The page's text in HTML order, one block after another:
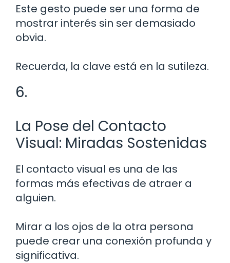
Este gesto puede ser una forma de
mostrar interés sin ser demasiado
obvia.
Recuerda, la clave está en la sutileza.
6.
La Pose del Contacto
Visual: Miradas Sostenidas
El contacto visual es una de las
formas más efectivas de atraer a
alguien.
Mirar a los ojos de la otra persona
puede crear una conexión profunda y
significativa.